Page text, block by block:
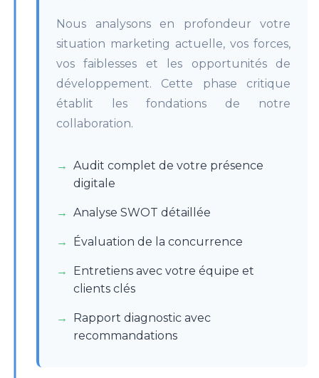
Nous analysons en profondeur votre
situation marketing actuelle, vos forces,
vos faiblesses et les opportunités de
développement. Cette phase critique
établit les fondations de notre
collaboration.
Audit complet de votre présence
digitale
Analyse SWOT détaillée
Évaluation de la concurrence
Entretiens avec votre équipe et
clients clés
Rapport diagnostic avec
recommandations